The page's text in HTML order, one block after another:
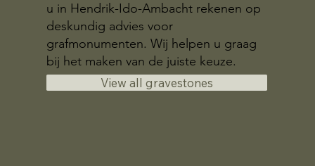
u in Hendrik-Ido-Ambacht rekenen op
deskundig advies voor
grafmonumenten. Wij helpen u graag
bij het maken van de juiste keuze.
View all gravestones